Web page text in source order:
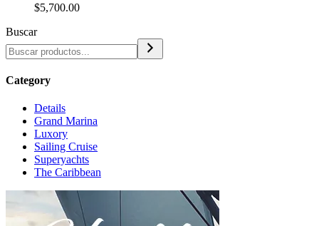
$5,700.00
Buscar
Category
Details
Grand Marina
Luxory
Sailing Cruise
Superyachts
The Caribbean